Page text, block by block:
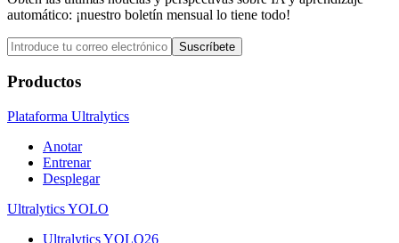
automático: ¡nuestro boletín mensual lo tiene todo!
Suscríbete
Productos
Plataforma Ultralytics
Anotar
Entrenar
Desplegar
Ultralytics YOLO
Ultralytics YOLO26